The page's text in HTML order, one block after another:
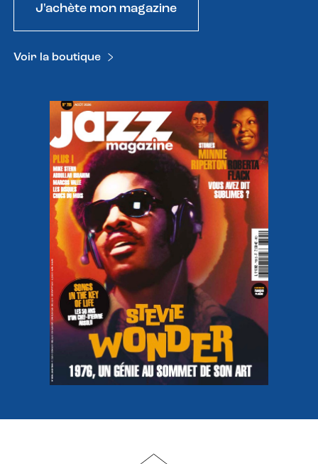
J'achète mon magazine
Voir la boutique